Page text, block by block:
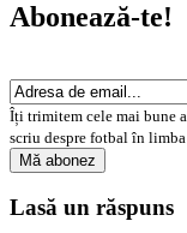
Abonează-te!
Îți trimitem cele mai bune
scriu despre fotbal în limba
Lasă un răspuns